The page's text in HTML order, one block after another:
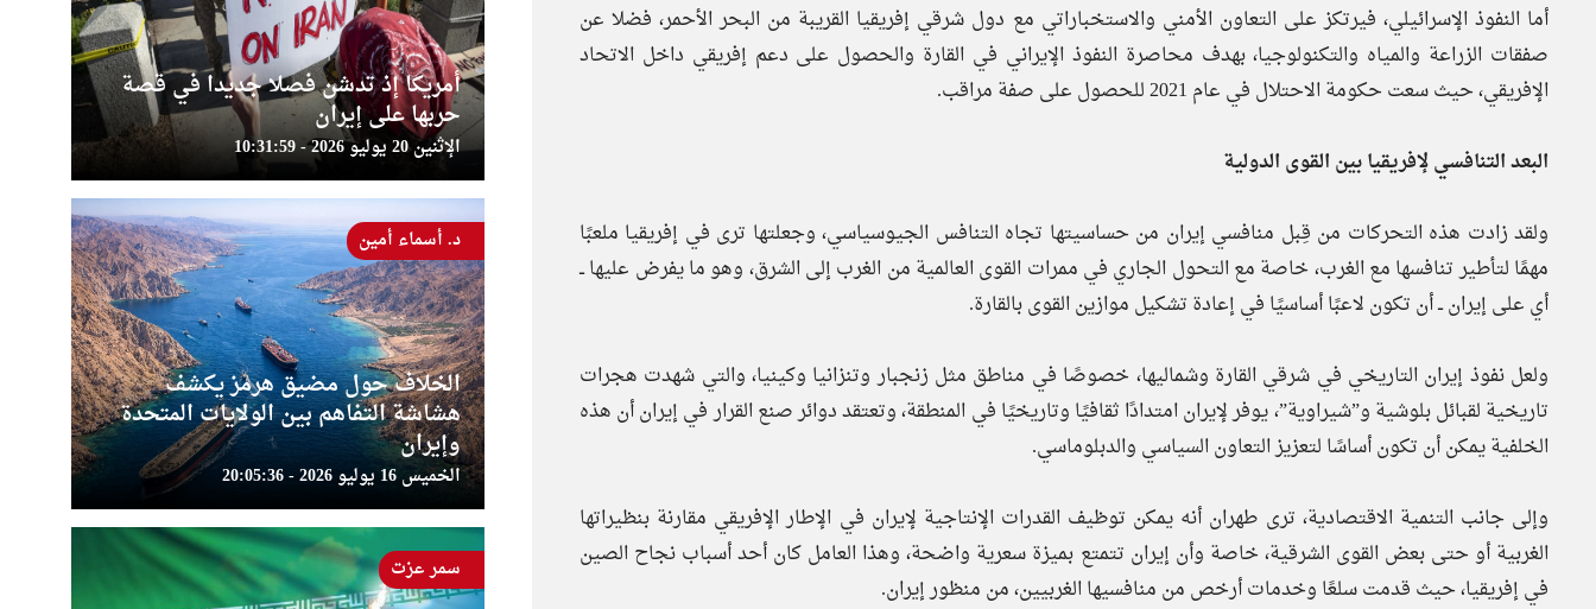
أما النفوذ الإسرائيلي، فيرتكز على التعاون الأمني والاستخباراتي مع دول شرقي إفريقيا القريبة من البحر الأحمر، فضلا عن
صفقات الزراعة والمياه والتكنولوجيا، بهدف محاصرة النفوذ الإيراني في القارة والحصول على دعم إفريقي داخل الاتحاد
الإفريقي، حيث سعت حكومة الاحتلال في عام 2021 للحصول على صفة مراقب.
البعد التنافسي لإفريقيا بين القوى الدولية
ولقد زادت هذه التحركات من قِبل منافسي إيران من حساسيتها تجاه التنافس الجيوسياسي، وجعلتها ترى في إفريقيا ملعبًا
مهمًا لتأطير تنافسها مع الغرب، خاصة مع التحول الجاري في ممرات القوى العالمية من الغرب إلى الشرق، وهو ما يفرض عليها ــ
أي على إيران ــ أن تكون لاعبًا أساسيًا في إعادة تشكيل موازين القوى بالقارة.
ولعل نفوذ إيران التاريخي في شرقي القارة وشماليها، خصوصًا في مناطق مثل زنجبار وتنزانيا وكينيا، والتي شهدت هجرات
تاريخية لقبائل بلوشية و”شيراوية”، يوفر لإيران امتدادًا ثقافيًا وتاريخيًا في المنطقة، وتعتقد دوائر صنع القرار في إيران أن هذه
الخلفية يمكن أن تكون أساسًا لتعزيز التعاون السياسي والدبلوماسي.
وإلى جانب التنمية الاقتصادية، ترى طهران أنه يمكن توظيف القدرات الإنتاجية لإيران في الإطار الإفريقي مقارنة بنظيراتها
الغربية أو حتى بعض القوى الشرقية، خاصة وأن إيران تتمتع بميزة سعرية واضحة، وهذا العامل كان أحد أسباب نجاح الصين
في إفريقيا، حيث قدمت سلعًا وخدمات أرخص من منافسيها الغربيين، من منظور إيران.
أمريكا إذ تدشن فصلا جديدا في قصة
حربها على إيران
الإثنين 20 يوليو 2026 - 10:31:59
الخلاف حول مضيق هرمز يكشف
هشاشة التفاهم بين الولايات المتحدة
وإيران
الخميس 16 يوليو 2026 - 20:05:36
د. أسماء أمين
سمر عزت